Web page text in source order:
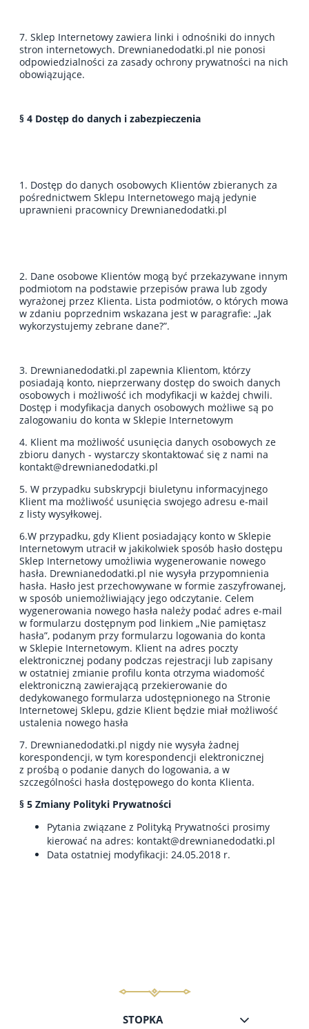
7. Sklep Internetowy zawiera linki i odnośniki do innych
stron internetowych. Drewnianedodatki.pl nie ponosi
odpowiedzialności za zasady ochrony prywatności na nich
obowiązujące.
§ 4 Dostęp do danych i zabezpieczenia
1. Dostęp do danych osobowych Klientów zbieranych za
pośrednictwem Sklepu Internetowego mają jedynie
uprawnieni pracownicy Drewnianedodatki.pl
2. Dane osobowe Klientów mogą być przekazywane innym
podmiotom na podstawie przepisów prawa lub zgody
wyrażonej przez Klienta. Lista podmiotów, o których mowa
w zdaniu poprzednim wskazana jest w paragrafie: „Jak
wykorzystujemy zebrane dane?”.
3. Drewnianedodatki.pl zapewnia Klientom, którzy
posiadają konto, nieprzerwany dostęp do swoich danych
osobowych i możliwość ich modyfikacji w każdej chwili.
Dostęp i modyfikacja danych osobowych możliwe są po
zalogowaniu do konta w Sklepie Internetowym
4. Klient ma możliwość usunięcia danych osobowych ze
zbioru danych - wystarczy skontaktować się z nami na
kontakt@drewnianedodatki.pl
5. W przypadku subskrypcji biuletynu informacyjnego
Klient ma możliwość usunięcia swojego adresu e-mail
z listy wysyłkowej.
6.W przypadku, gdy Klient posiadający konto w Sklepie
Internetowym utracił w jakikolwiek sposób hasło dostępu
Sklep Internetowy umożliwia wygenerowanie nowego
hasła. Drewnianedodatki.pl nie wysyła przypomnienia
hasła. Hasło jest przechowywane w formie zaszyfrowanej,
w sposób uniemożliwiający jego odczytanie. Celem
wygenerowania nowego hasła należy podać adres e-mail
w formularzu dostępnym pod linkiem „Nie pamiętasz
hasła”, podanym przy formularzu logowania do konta
w Sklepie Internetowym. Klient na adres poczty
elektronicznej podany podczas rejestracji lub zapisany
w ostatniej zmianie profilu konta otrzyma wiadomość
elektroniczną zawierającą przekierowanie do
dedykowanego formularza udostępnionego na Stronie
Internetowej Sklepu, gdzie Klient będzie miał możliwość
ustalenia nowego hasła
7. Drewnianedodatki.pl nigdy nie wysyła żadnej
korespondencji, w tym korespondencji elektronicznej
z prośbą o podanie danych do logowania, a w
szczególności hasła dostępowego do konta Klienta.
§ 5 Zmiany Polityki Prywatności
Pytania związane z Polityką Prywatności prosimy
kierować na adres: kontakt@drewnianedodatki.pl
Data ostatniej modyfikacji: 24.05.2018 r.
STOPKA